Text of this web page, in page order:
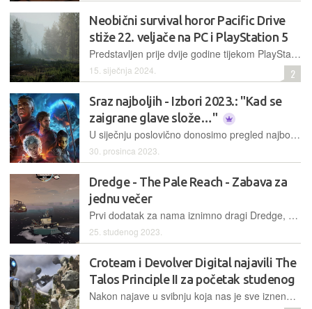
Neobični survival horor Pacific Drive
stiže 22. veljače na PC i PlayStation 5
Predstavljen prije dvije godine tijekom PlayStationovog State of Playa, Pacific Drive je izazvao veliki interes igrača obzirom da se radi o survivalu u kojem glavna uloga pripada karavanu
15. siječnja 2024. 2
Sraz najboljih - Izbori 2023.: "Kad se
zaigrane glave slože…"
U siječnju poslovično donosimo pregled najboljih igara u proteklih dvanaest mjeseci, a kao i prošle godine, bilo je nemoguće ne proglasiti "najbolju od najboljih", onu koja briljira u svakom svojem segmentu
30. prosinca 2023.
Dredge - The Pale Reach - Zabava za
jednu večer
Prvi dodatak za nama iznimno dragi Dredge, kojeg smo pošteno nahvalili prije pola godine, nas vodi u južna zaleđena mora i donosi nove ribarske horor avanture
25. studenog 2023.
Croteam i Devolver Digital najavili The
Talos Principle II za početak studenog
Nakon najave u svibnju koja nas je sve iznenadila, Croteam i Devolver Digital su u novoj objavi otkrili da The Talos Principle II stiže 2. studenog za PC i konzole